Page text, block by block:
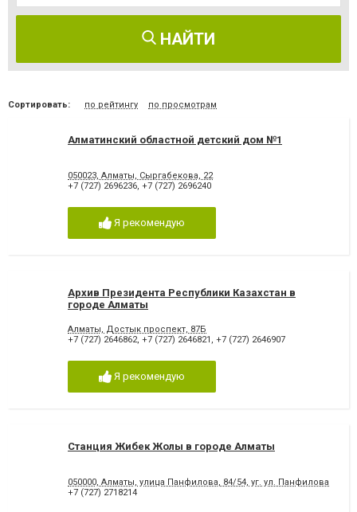
НАЙТИ
Сортировать: по рейтингу по просмотрам
Алматинский областной детский дом №1
050023, Алматы, Сыргабекова, 22
+7 (727) 2696236, +7 (727) 2696240
Я рекомендую
Архив Президента Республики Казахстан в
городе Алматы
Алматы, Достык проспект, 87Б
+7 (727) 2646862 +7 (727) 2646821 +7 (727) 2646907
Я рекомендую
Станция Жибек Жолы в городе Алматы
050000, Алматы, улица Панфилова, 84/54, уг. ул. Панфилова
+7 (727) 2718214